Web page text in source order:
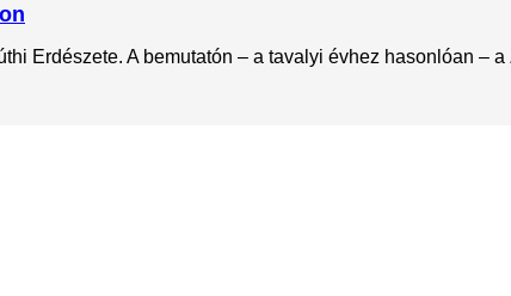
Erdészete. A bemutatón – a tavalyi évhez hasonlóan – a